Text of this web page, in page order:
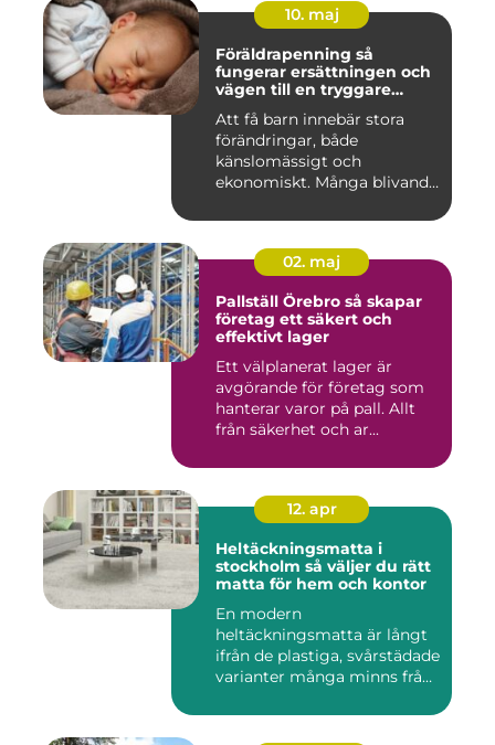
10. maj
Föräldrapenning så
fungerar ersättningen och
vägen till en tryggare
Att få barn innebär stora
förändringar, både
känslomässigt och
ekonomiskt. Många blivande
02. maj
Pallställ Örebro så skapar
företag ett säkert och
effektivt lager
Ett välplanerat lager är
avgörande för företag som
hanterar varor på pall. Allt
från säkerhet och ar...
12. apr
Heltäckningsmatta i
stockholm så väljer du rätt
matta för hem och kontor
En modern
heltäckningsmatta är långt
ifrån de plastiga, svårstädade
varianter många minns från